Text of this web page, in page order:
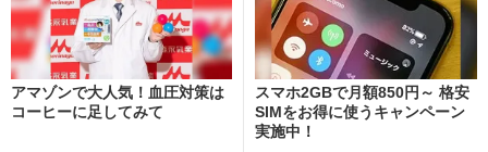
アマゾンで大人気！血圧対策は
コーヒーに足してみて
スマホ2GBで月額850円～ 格安
SIMをお得に使うキャンペーン
実施中！